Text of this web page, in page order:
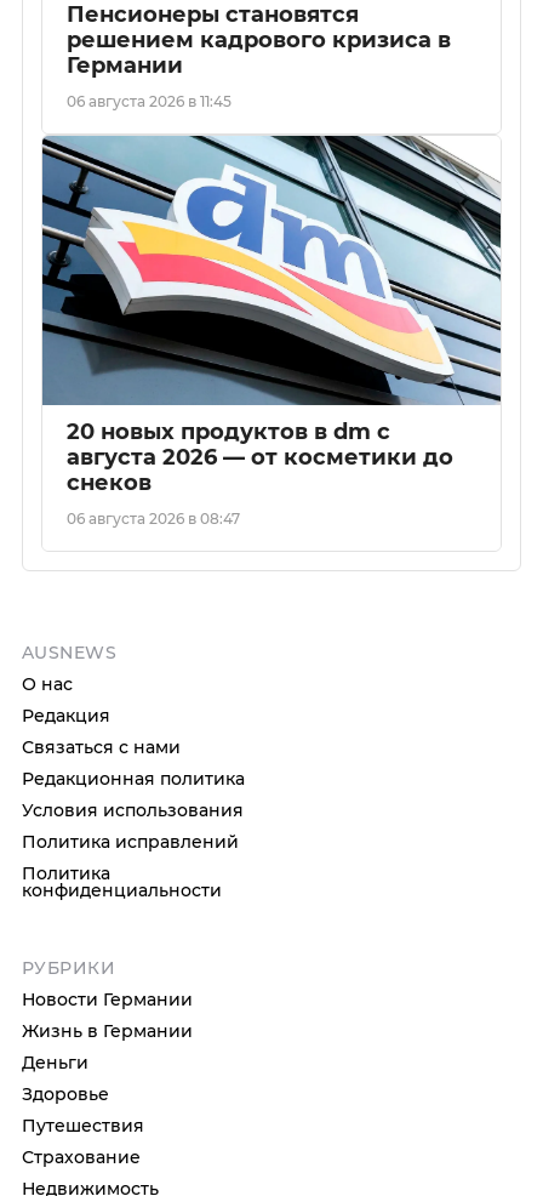
Пенсионеры становятся
решением кадрового кризиса в
Германии
06 августа 2026 в 11:45
20 новых продуктов в dm с
августа 2026 — от косметики до
снеков
06 августа 2026 в 08:47
AUSNEWS
О нас
Редакция
Связаться с нами
Редакционная политика
Условия использования
Политика исправлений
Политика
конфиденциальности
РУБРИКИ
Новости Германии
Жизнь в Германии
Деньги
Здоровье
Путешествия
Страхование
Недвижимость